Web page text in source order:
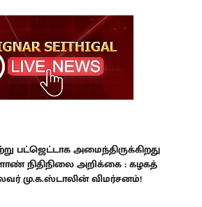
பட்ஜெட்டாக அமைந்திருக்கிறது
நிதிநிலை அறிக்கை : கழகத்
மு.க.ஸ்டாலின் விமர்சனம்!